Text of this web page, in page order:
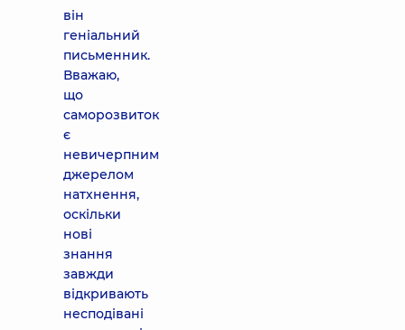
він
геніальний
письменник.
Вважаю,
що
саморозвиток
є
невичерпним
джерелом
натхнення,
оскільки
нові
знання
завжди
відкривають
несподівані